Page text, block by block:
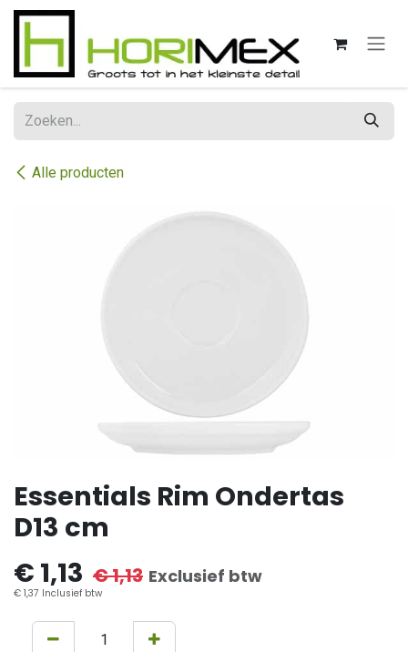
Overslaan naar inhoud
Alle producten
Essentials Rim Ondertas
D13 cm
€ 1,13 €1,13 Exclusief btw
€ 1,37 Inclusief btw